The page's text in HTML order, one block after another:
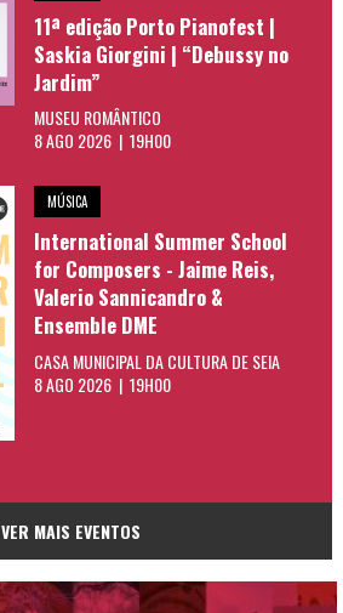
11ª edição Porto Pianofest |
Saskia Giorgini | “Debussy no
Jardim”
MUSEU ROMÂNTICO
8 AGO 2026 | 19H00
MÚSICA
International Summer School
for Composers - Jaime Reis,
Valerio Sannicandro &
Ensemble DME
CASA MUNICIPAL DA CULTURA DE SEIA
8 AGO 2026 | 19H00
VER MAIS EVENTOS